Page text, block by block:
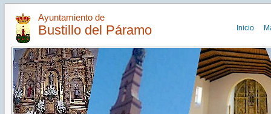
Ayuntamiento de
Bustillo del Páramo Inicio